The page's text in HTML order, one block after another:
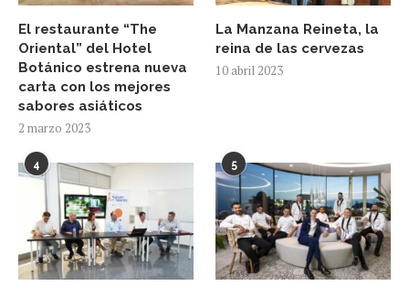
El restaurante “The
Oriental” del Hotel
Botánico estrena nueva
carta con los mejores
sabores asiáticos
2 marzo 2023
La Manzana Reineta, la
reina de las cervezas
10 abril 2023
4 5